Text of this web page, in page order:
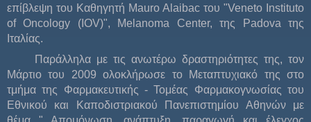
επίβλεψη του Καθηγητή Mauro Alaibac του "Veneto Instituto
of Oncology (IOV)", Melanoma Center, της Padova της
Ιταλίας.
Παράλληλα με τις ανωτέρω δραστηριότητες της, τον
Μάρτιο του 2009 ολοκλήρωσε το Μεταπτυχιακό της στο
τμήμα της Φαρμακευτικής - Τομέας Φαρμακογνωσίας του
Εθνικού και Καποδιστριακού Πανεπιστημίου Αθηνών με